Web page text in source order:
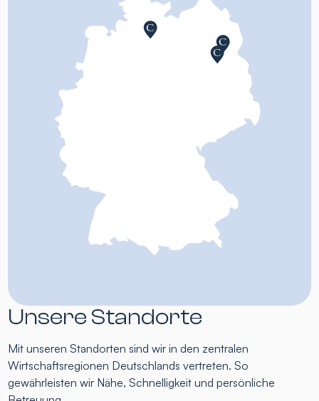
Unsere Standorte
Mit unseren Standorten sind wir in den zentralen
Wirtschaftsregionen Deutschlands vertreten. So
gewährleisten wir Nähe, Schnelligkeit und persönliche